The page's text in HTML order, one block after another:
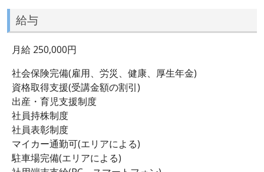
給与
月給 250,000円
社会保険完備(雇用、労災、健康、厚生年金)
資格取得支援(受講金額の割引)
出産・育児支援制度
社員持株制度
社員表彰制度
マイカー通勤可(エリアによる)
駐車場完備(エリアによる)